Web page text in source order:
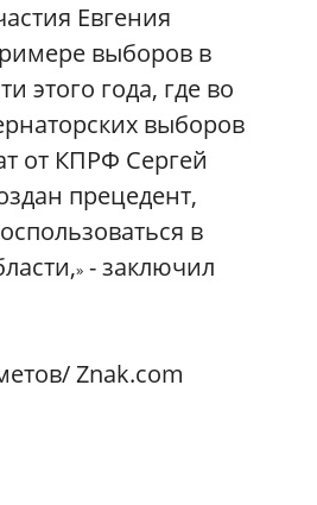
Евгения
выборов в
этого года, где во
выборов
от КПРФ Сергей
прецедент,
в
» - заключил
Znak.com